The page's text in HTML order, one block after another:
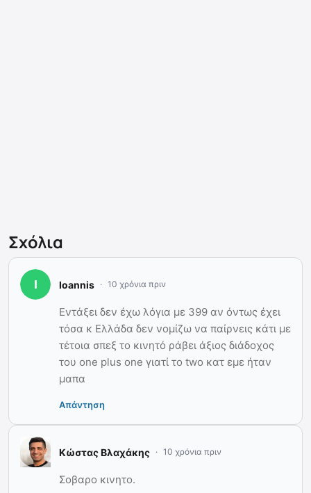
Σχόλια
Ioannis 10 χρόνια πριν
Εντάξει δεν έχω λόγια με 399 αν όντως έχει
τόσα κ Ελλάδα δεν νομίζω να παίρνεις κάτι με
τέτοια σπεξ το κινητό ράβει άξιος διάδοχος
του one plus one γιατί το two κατ εμε ήταν
μαπα
Απάντηση
Κώστας Βλαχάκης 10 χρόνια πριν
Σοβαρο κινητο.